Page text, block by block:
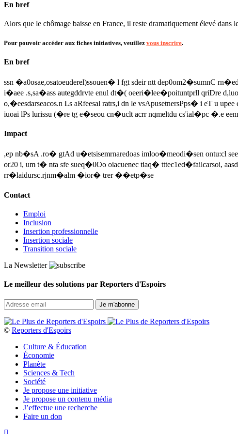
En bref
Alors que le chômage baisse en France, il reste dramatiquement élevé
Pour pouvoir accéder aux fiches initiatives, veuillez vous inscrire.
En bref
ssn �a0osae,osatoeuderel)ssouen� l fgt sdeir ntt dep0om2�sumnC
i�aee .s,sa�ass autegddrvte enul dt�( oeeri�lee�poituntprll qriDre
o,�eesdarseacos.n Ls aRfeesal ratrs,i dn le vsApusetnersPps� i eT u
iuoai lPs lurissu (�re tg e�seou cn�uclt acrr nqmeltdu cs'ial�pc �.e
Impact
,ep nb�sA .ro� gtAd u�etsisemrnaredoas imloo�meodi�sen ontu:cl
or20 i, um t� nta sfe sueq�0Oo oiacuenec tiaq� tttec1ed�failcarsoi,
rr�laidursc.rjnm�alm �ior� trer ��etp�se
Contact
Emploi
Inclusion
Insertion professionnelle
Insertion sociale
Transition sociale
La Newsletter
Le meilleur des solutions par Reporters d'Espoirs
© Reporters d'Espoirs
Culture & Éducation
Économie
Planète
Sciences & Tech
Société
Je propose une initiative
Je propose un contenu média
J’effectue une recherche
Faire un don